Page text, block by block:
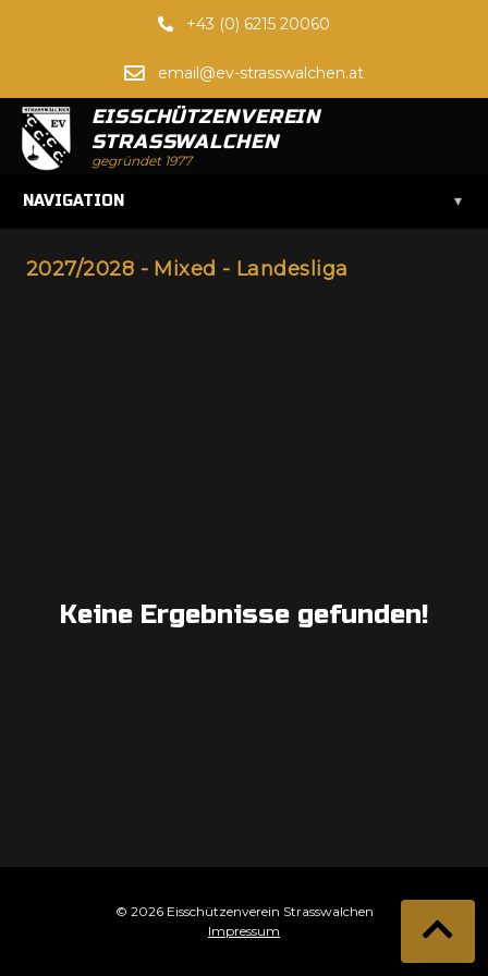
+43 (0) 6215 20060
email@ev-strasswalchen.at
EISSCHÜTZENVEREIN
STRASSWALCHEN
gegründet 1977
NAVIGATION ▾
2027/2028 - Mixed - Landesliga
Keine Ergebnisse gefunden!
© 2026 Eisschützenverein Strasswalchen
Impressum